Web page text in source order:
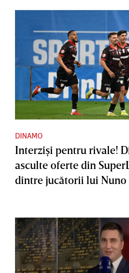
DINAMO
Interzişi pentru rivale!
asculte oferte din
dintre jucătorii lui Nuno